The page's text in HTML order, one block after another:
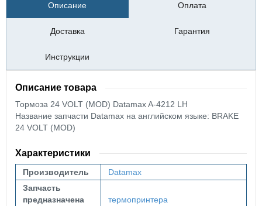
Описание Оплата
Доставка Гарантия
Инструкции
Описание товара
Тормоза 24 VOLT (MOD) Datamax A-4212 LH
Название запчасти Datamax на английском языке: BRAKE
24 VOLT (MOD)
Характеристики
Производитель
Datamax
Запчасть
предназначена
термопринтера